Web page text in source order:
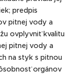
predpis
pitnej vody a
ovplyvniť kvalitu
pitnej vody a
na styk s pitnou
orgánov